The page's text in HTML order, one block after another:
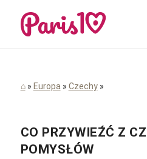
⌂» Europa » Czechy»
CO PRZYWIEŹĆ Z
POMYSŁÓW